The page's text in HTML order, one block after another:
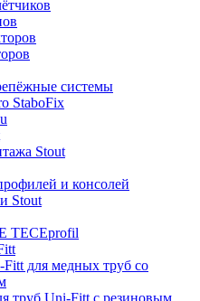
системы
StaboFix
Stout
и консолей
Stout
TECEprofil
для медных труб со
труб Uni-Fitt с резиновым